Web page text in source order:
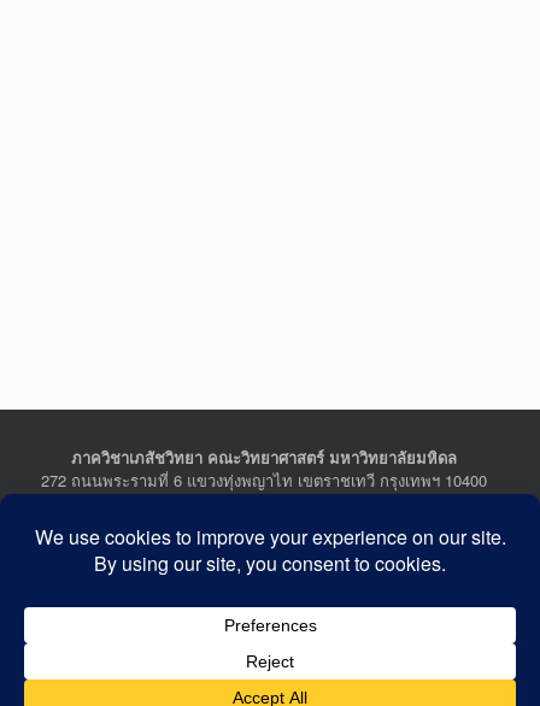
ภาควิชาเภสัชวิทยา คณะวิทยาศาสตร์ มหาวิทยาลัยมหิดล
272 ถนนพระรามที่ 6 แขวงทุ่งพญาไท เขตราชเทวี กรุงเทพฯ 10400
Department of Pharmacology, Faculty of Science, Mahidol
University
272 Rama VI Road, Ratchathewi District, Bangkok 10400
Tel : +662-201-5641-2, Fax : +662-354-7157
Last Updated: July 21, 2026